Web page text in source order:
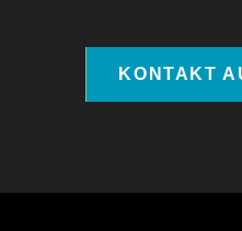
KONTAKT